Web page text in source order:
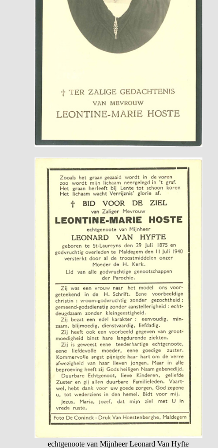
echtgenoote van Mijnheer Leonard Van Hyfte